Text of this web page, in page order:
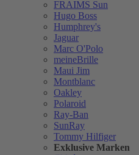
FRAIMS Sun
Hugo Boss
Humphrey's
Jaguar
Marc O'Polo
meineBrille
Maui Jim
Montblanc
Oakley
Polaroid
Ray-Ban
SunRay
Tommy Hilfiger
Exklusive Marken